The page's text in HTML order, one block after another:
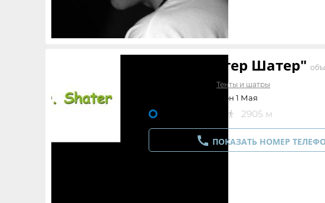
ООО "Мистер Шатер"
Тенты и шатры
Москва, микрорайон 1 Мая
 2905 м
 ПОКАЗАТЬ НОМЕР